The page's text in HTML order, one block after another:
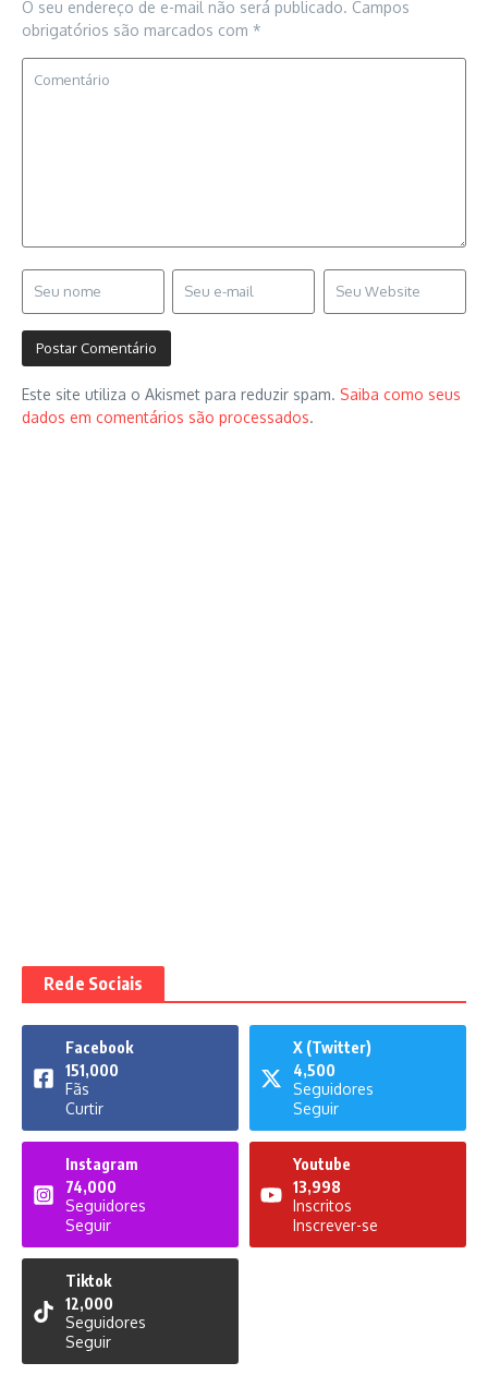
O seu endereço de e-mail não será publicado. Campos
obrigatórios são marcados com *
Este site utiliza o Akismet para reduzir spam. Saiba como seus
dados em comentários são processados.
Rede Sociais
Facebook
151,000
Fãs
Curtir
X (Twitter)
4,500
Seguidores
Seguir
Instagram
74,000
Seguidores
Seguir
Youtube
13,998
Inscritos
Inscrever-se
Tiktok
12,000
Seguidores
Seguir